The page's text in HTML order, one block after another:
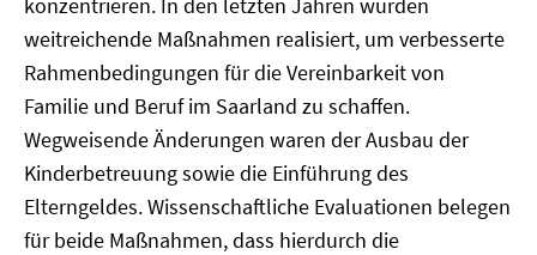
weitreichende Maßnahmen realisiert, um verbesserte
Rahmenbedingungen für die Vereinbarkeit von
Familie und Beruf im Saarland zu schaffen.
Wegweisende Änderungen waren der Ausbau der
Kinderbetreuung sowie die Einführung des
Elterngeldes. Wissenschaftliche Evaluationen belegen
für beide Maßnahmen, dass hierdurch die